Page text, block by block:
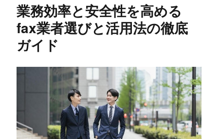
ー
業務効率と安全性を高める
fax業者選びと活用法の徹底
ガイド